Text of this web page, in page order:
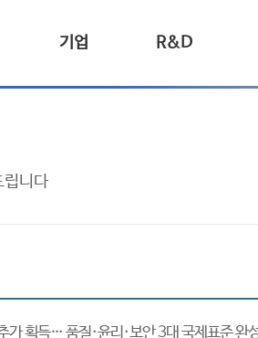
기업 R&D
립니다
획득… 품질·윤리·보안 3대 국제표준 완